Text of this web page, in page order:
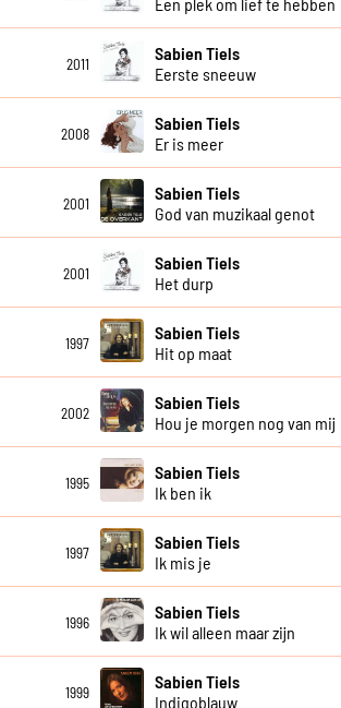
2011
Sabien Tiels
Eerste sneeuw
2008
Sabien Tiels
Er is meer
2001
Sabien Tiels
God van muzikaal genot
2001
Sabien Tiels
Het durp
1997
Sabien Tiels
Hit op maat
2002
Sabien Tiels
Hou je morgen nog van mij
1995
Sabien Tiels
Ik ben ik
1997
Sabien Tiels
Ik mis je
1996
Sabien Tiels
Ik wil alleen maar zijn
1999
Sabien Tiels
Indigoblauw